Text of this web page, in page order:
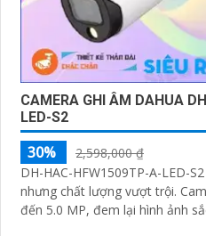
CAMERA GHI ÂM DAHUA
LED-S2
30%
2,598,000 ₫
DH-HAC-HFW1509TP-A-LED-
nhưng chất lượng vượt trội. Camera này có độ phân giải lên
đến 5.0 MP, đem lại hình ảnh